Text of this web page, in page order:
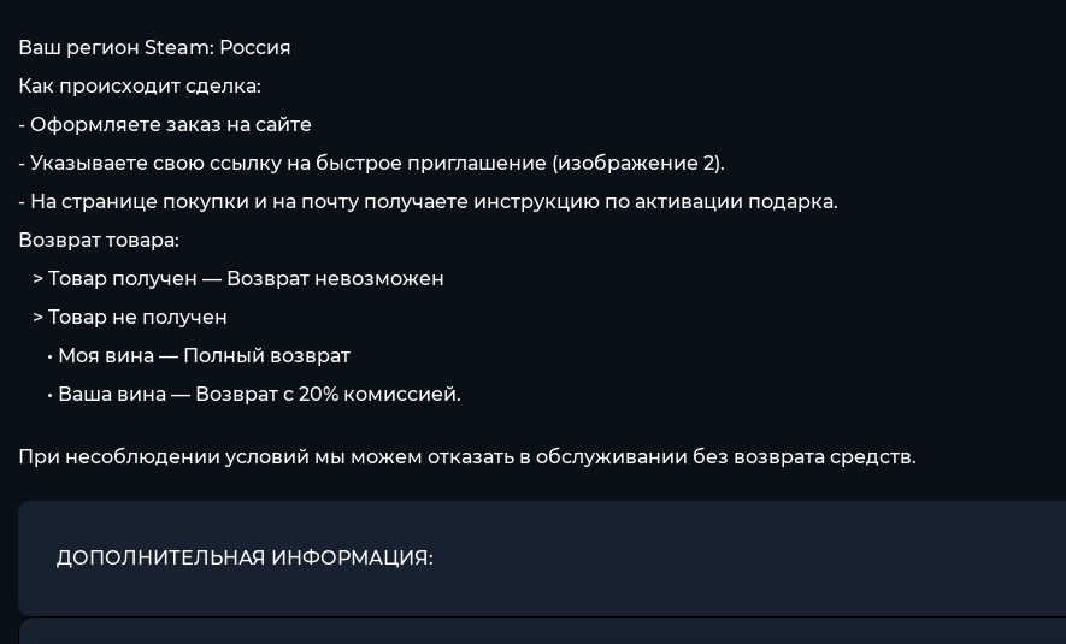
Ваш регион Steam: Россия
Как происходит сделка:
- Оформляете заказ на сайте
- Указываете свою ссылку на быстрое приглашение (изображение 2).
- На странице покупки и на почту получаете инструкцию по активации подарка.
Возврат товара:
⠀> Товар получен — Возврат невозможен
⠀> Товар не получен
⠀⠀• Моя вина — Полный возврат
⠀⠀• Ваша вина — Возврат с 20% комиссией.
При несоблюдении условий мы можем отказать в обслуживании без возврата средств.
ДОПОЛНИТЕЛЬНАЯ ИНФОРМАЦИЯ: